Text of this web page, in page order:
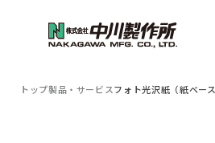
トップ製品・サービスフォト光沢紙（紙ベース